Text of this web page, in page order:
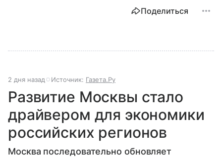
Поделиться
2 дня назад Источник: Газета.Ру
Развитие Москвы стало
драйвером для экономики
российских регионов
Москва последовательно обновляет